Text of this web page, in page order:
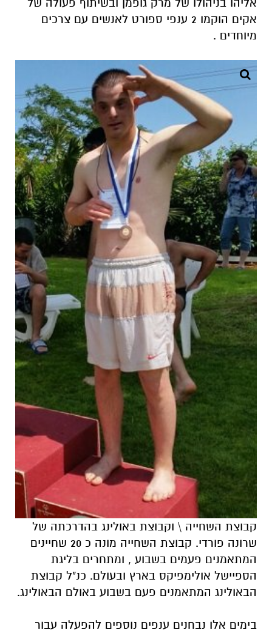
אליהו בניהולו של מרק גופמן ובשיתוף פעולה של
אקים הוקמו 2 ענפי ספורט לאנשים עם צרכים
מיוחדים .
קבוצת השחייה \ וקבוצת באולינג בהדרכתה של
שרונה פורדי. קבוצת השחייה מונה כ 20 שחיינים
המתאמנים פעמים בשבוע , ומתחרים בליגת
הספיישל אולימפיקס בארץ ובעולם. כנ"ל קבוצת
הבאולינג המתאמנים פעם בשבוע באולם הבאולינג.
בימים אלו נבחנים ענפים נוספים להפעלה עבור